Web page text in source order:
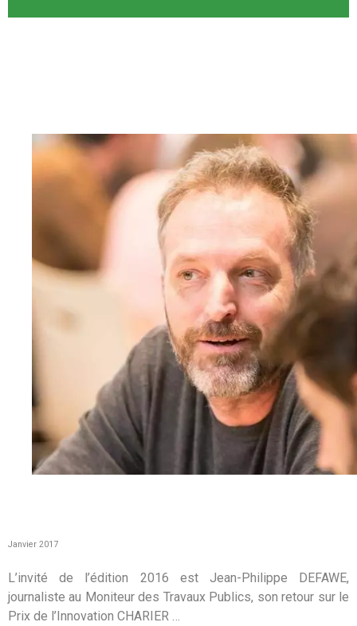
Janvier 2017
L’invité de l’édition 2016 est Jean-Philippe DEFAWE,
journaliste au Moniteur des Travaux Publics, son retour sur le
Prix de l’Innovation CHARIER …